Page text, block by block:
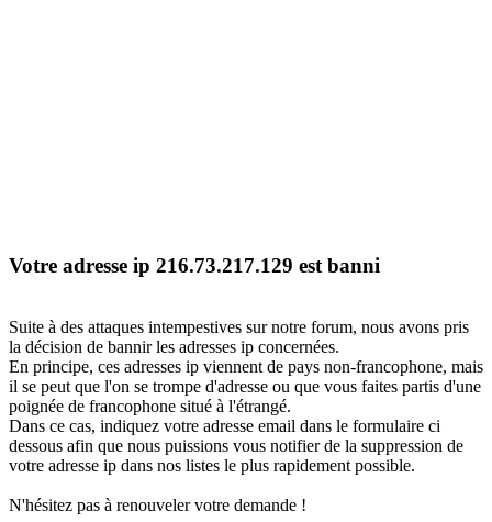
Votre adresse ip 216.73.217.129 est banni
Suite à des attaques intempestives sur notre forum, nous avons pris
la décision de bannir les adresses ip concernées.
En principe, ces adresses ip viennent de pays non-francophone, mais
il se peut que l'on se trompe d'adresse ou que vous faites partis d'une
poignée de francophone situé à l'étrangé.
Dans ce cas, indiquez votre adresse email dans le formulaire ci
dessous afin que nous puissions vous notifier de la suppression de
votre adresse ip dans nos listes le plus rapidement possible.
N'hésitez pas à renouveler votre demande !